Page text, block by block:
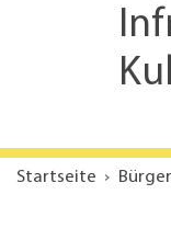
Startseite